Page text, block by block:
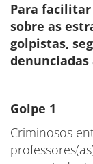
Para facilitar
sobre as
golpistas,
denunciadas
Golpe 1
Criminosos